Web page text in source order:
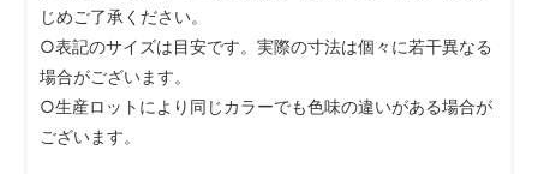
じめご了承ください。
○表記のサイズは目安です。実際の寸法は個々に若干異なる
場合がございます。
○生産ロットにより同じカラーでも色味の違いがある場合が
ございます。